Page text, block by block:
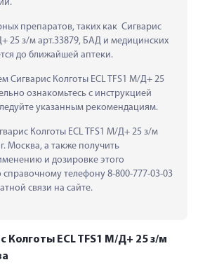
препаратов, таких как  Сигварис
25 з/м арт.33879, БАД и медицинских
до ближайшей аптеки.
Сигварис Колготы ECL TFS1 М/Д+ 25
ознакомьтесь с инструкцией
указанным рекомендациям.
Колготы ECL TFS1 М/Д+ 25 з/м
Москва, а также получить
и дозировке этого
телефону 8-800-777-03-03
связи на сайте.
Колготы ECL TFS1 М/Д+ 25 з/м